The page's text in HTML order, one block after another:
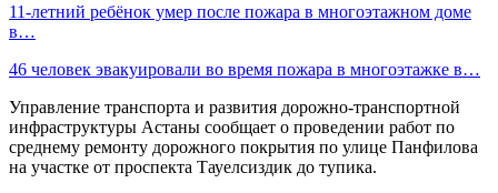
11-летний ребёнок умер после пожара в многоэтажном доме
в…
46 человек эвакуировали во время пожара в многоэтажке в…
Управление транспорта и развития дорожно-транспортной
инфраструктуры Астаны сообщает о проведении работ по
среднему ремонту дорожного покрытия по улице Панфилова
на участке от проспекта Тауелсиздик до тупика.